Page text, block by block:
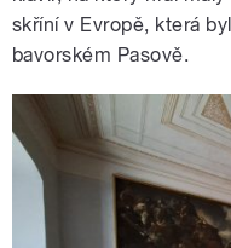
skříní v Evropě, která
bavorském Pasově.